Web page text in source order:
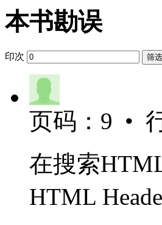
本书勘误
印次 筛选
页码：9 •
在搜索
HTML